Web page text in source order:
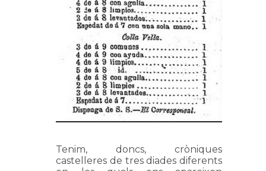
Tenim, doncs, cròniques
castelleres de tres diades diferents